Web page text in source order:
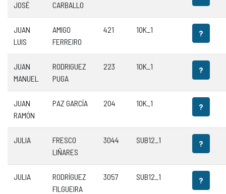
JOSÉ
CARBALLO
JUAN
LUIS
AMIGO
FERREIRO
421 10K_1 ?
JUAN
MANUEL
RODRIGUEZ
PUGA
223 10K_1 ?
JUAN
RAMÓN
PAZ GARCÍA 204 10K_1 ?
JULIA
FRESCO
LIÑARES
3044 SUB12_1 ?
JULIA
RODRÍGUEZ
FILGUEIRA
3057 SUB12_1 ?